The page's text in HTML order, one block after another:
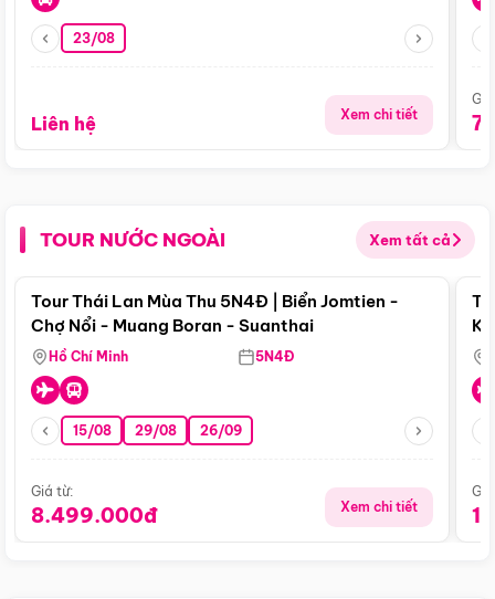
23/08
Liên hệ Xem chi tiết
TOUR NƯỚC NGOÀI Xem tất cả
Điểm nổi bật
Tour Thái Lan Mùa Thu 5N4Đ | Biển Jomtien -
Chợ Nổi - Muang Boran - Suanthai
Hồ Chí Minh 5N4Đ
15/08 29/08 26/09
Giá từ:
8.499.000đ Xem chi tiết